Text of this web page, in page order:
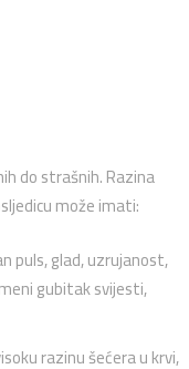
do strašnih. Razina
može imati:
puls, glad, uzrujanost,
gubitak svijesti,
razinu šećera u krvi,